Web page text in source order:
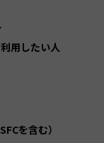
用したい人
を含む）